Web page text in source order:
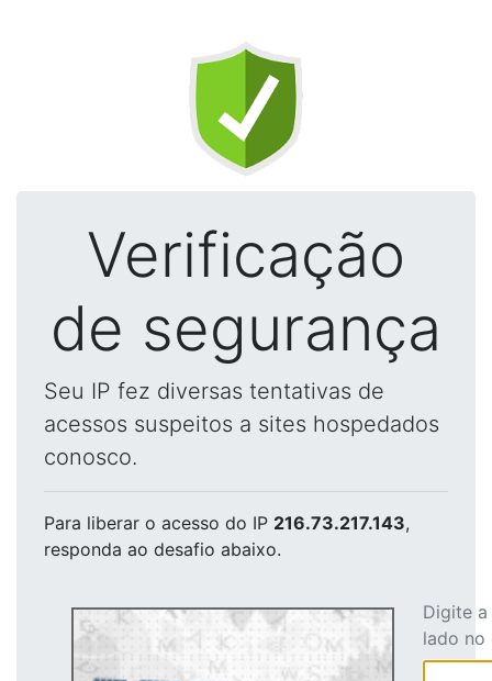
Verificação
de segurança
Seu IP fez diversas tentativas de
acessos suspeitos a sites hospedados
conosco.
Para liberar o acesso do IP 216.73.217.143,
responda ao desafio abaixo.
Digite
lado no